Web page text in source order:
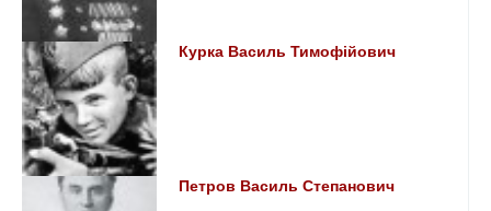
Курка Василь Тимофійович
Петров Василь Степанович